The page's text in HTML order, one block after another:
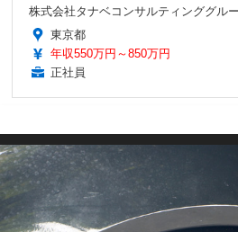
株式会社タナベコンサルティンググル
東京都
年収550万円～850万円
正社員